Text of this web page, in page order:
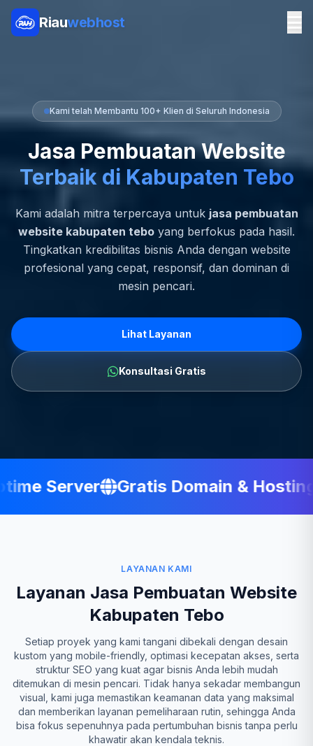
Riauwebhost
Kami telah Membantu 100+ Klien di Seluruh Indonesia
Jasa Pembuatan Website
Terbaik di Kabupaten Tebo
Kami adalah mitra terpercaya untuk jasa pembuatan
website kabupaten tebo yang berfokus pada hasil.
Tingkatkan kredibilitas bisnis Anda dengan website
profesional yang cepat, responsif, dan dominan di
mesin pencari.
Lihat Layanan
Konsultasi Gratis
Server Gratis Domain & Hosting
LAYANAN KAMI
Layanan Jasa Pembuatan Website
Kabupaten Tebo
Setiap proyek yang kami tangani dibekali dengan desain
kustom yang mobile-friendly, optimasi kecepatan akses, serta
struktur SEO yang kuat agar bisnis Anda lebih mudah
ditemukan di mesin pencari. Tidak hanya sekadar membangun
visual, kami juga memastikan keamanan data yang maksimal
dan memberikan layanan pemeliharaan rutin, sehingga Anda
bisa fokus sepenuhnya pada pertumbuhan bisnis tanpa perlu
khawatir akan kendala teknis.